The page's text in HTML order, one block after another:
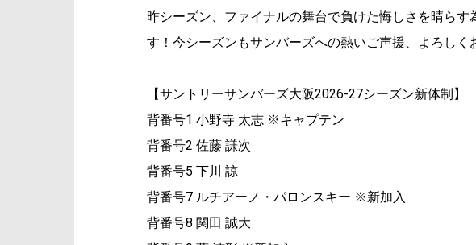
昨シーズン、ファイナルの舞台で負けた悔しさを晴ら
す！今シーズンもサンバーズへの熱いご声援、よろしく
【サントリーサンバーズ大阪2026-27シーズン新体制】
背番号1 小野寺 太志 ※キャプテン
背番号2 佐藤 謙次
背番号5 下川 諒
背番号7 ルチアーノ・パロンスキー ※新加入
背番号8 関田 誠大